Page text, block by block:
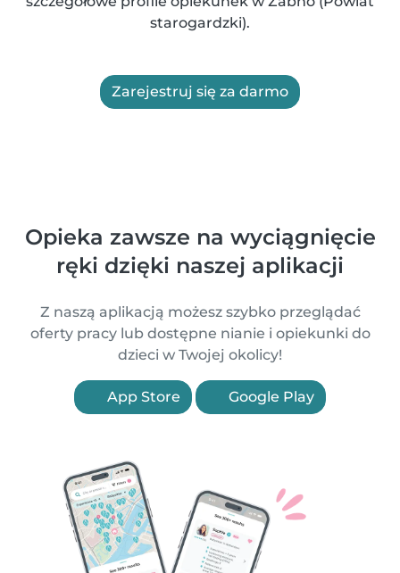
starogardzki).
Zarejestruj się za darmo
Opieka zawsze na wyciągnięcie
ręki dzięki naszej aplikacji
Z naszą aplikacją możesz szybko przeglądać
oferty pracy lub dostępne nianie i opiekunki do
dzieci w Twojej okolicy!
App Store Google Play